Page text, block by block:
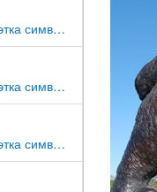
куплю городская статуэтка символ собака в дом
куплю городская статуэтка символ собака в метро москвы
куплю городская статуэтка символ собака на площади революции
поиск
место